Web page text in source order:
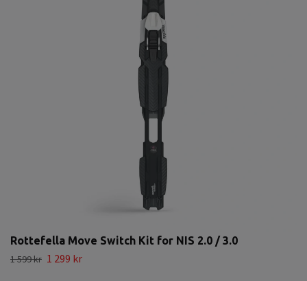
Rottefella Move Switch Kit for NIS 2.0 / 3.0
1 599 kr 1 299 kr